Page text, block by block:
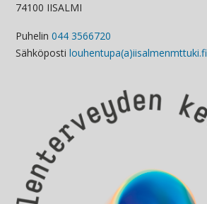
74100 IISALMI
Puhelin 044 3566720
Sähköposti louhentupa(a)iisalmenmttuki.fi